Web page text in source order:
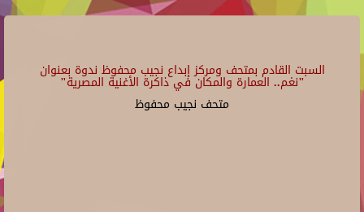
السبت القادم بمتحف ومركز إبداع نجيب محفوظ ندوة بعنوان
"نغم.. العمارة والمكان في ذاكرة الأغنية المصرية"
متحف نجيب محفوظ